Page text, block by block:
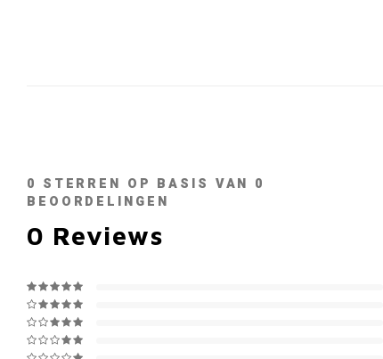
0 STERREN OP BASIS VAN 0
BEOORDELINGEN
0 Reviews